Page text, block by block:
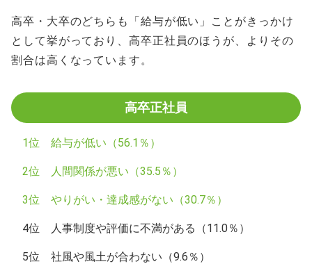
高卒・大卒のどちらも「給与が低い」ことがきっかけ
として挙がっており、高卒正社員のほうが、よりその
割合は高くなっています。
高卒正社員
1位 給与が低い（56.1％）
2位 人間関係が悪い（35.5％）
3位 やりがい・達成感がない（30.7％）
4位 人事制度や評価に不満がある（11.0％）
5位 社風や風土が合わない（9.6％）